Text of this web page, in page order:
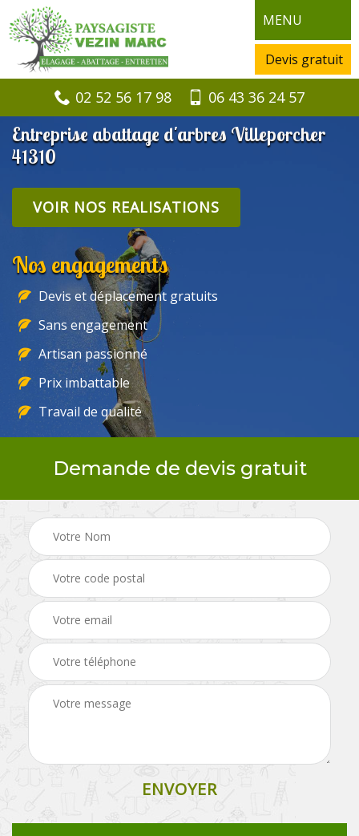
MENU
Devis gratuit
02 52 56 17 98 06 43 36 24 57
Entreprise abattage d'arbres Villeporcher
41310
VOIR NOS REALISATIONS
Nos engagements
Devis et déplacement gratuits
Sans engagement
Artisan passionné
Prix imbattable
Travail de qualité
Demande de devis gratuit